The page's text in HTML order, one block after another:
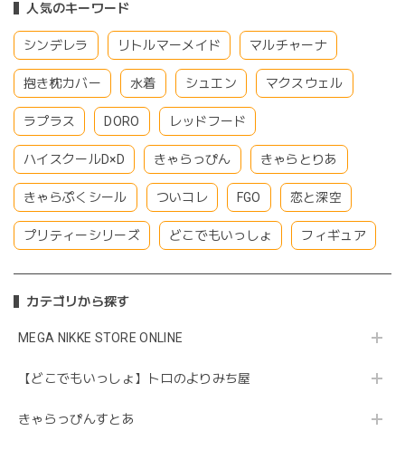
人気のキーワード
シンデレラ リトルマーメイド マルチャーナ
抱き枕カバー 水着 シュエン マクスウェル
ラプラス DORO レッドフード
ハイスクールD×D きゃらっぴん きゃらとりあ
きゃらぷくシール ついコレ FGO 恋と深空
プリティーシリーズ どこでもいっしょ フィギュア
カテゴリから探す
MEGA NIKKE STORE ONLINE
【どこでもいっしょ】トロのよりみち屋
きゃらっぴんすとあ